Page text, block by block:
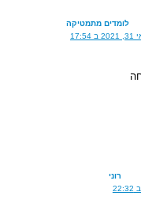
לומדים מתמטיקה